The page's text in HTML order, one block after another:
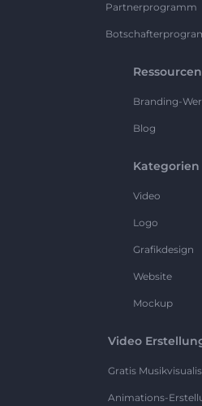
Partnerprogramm
Ressourcen
Branding-
Blog
Kategorien
Video
Logo
Grafikdesign
Website
Mockup
Video
Gratis
Animations-